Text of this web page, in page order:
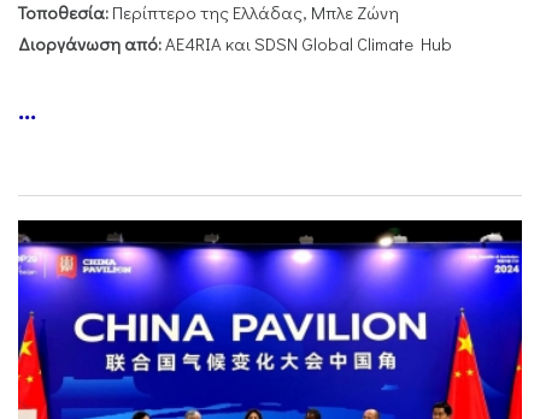
Τοποθεσία: Περίπτερο της Ελλάδας, Μπλε Ζώνη
Διοργάνωση από:AE4RIA και SDSN Global Climate Hub
...